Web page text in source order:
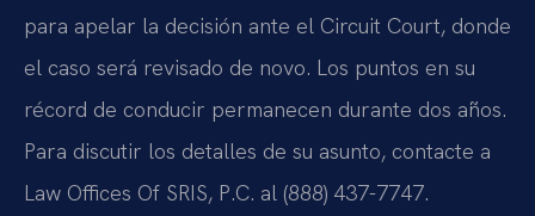
para apelar la decisión ante el Circuit Court, donde
el caso será revisado de novo. Los puntos en su
récord de conducir permanecen durante dos años.
Para discutir los detalles de su asunto, contacte a
Law Offices Of SRIS, P.C. al (888) 437-7747.